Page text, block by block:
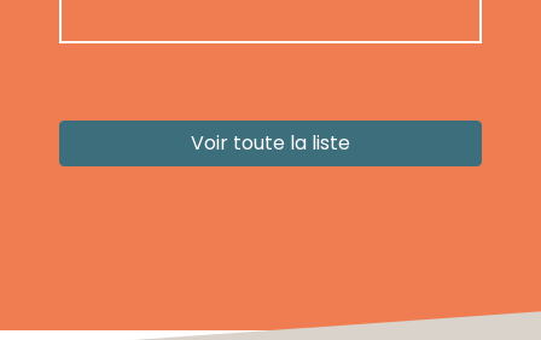
Voir toute la liste